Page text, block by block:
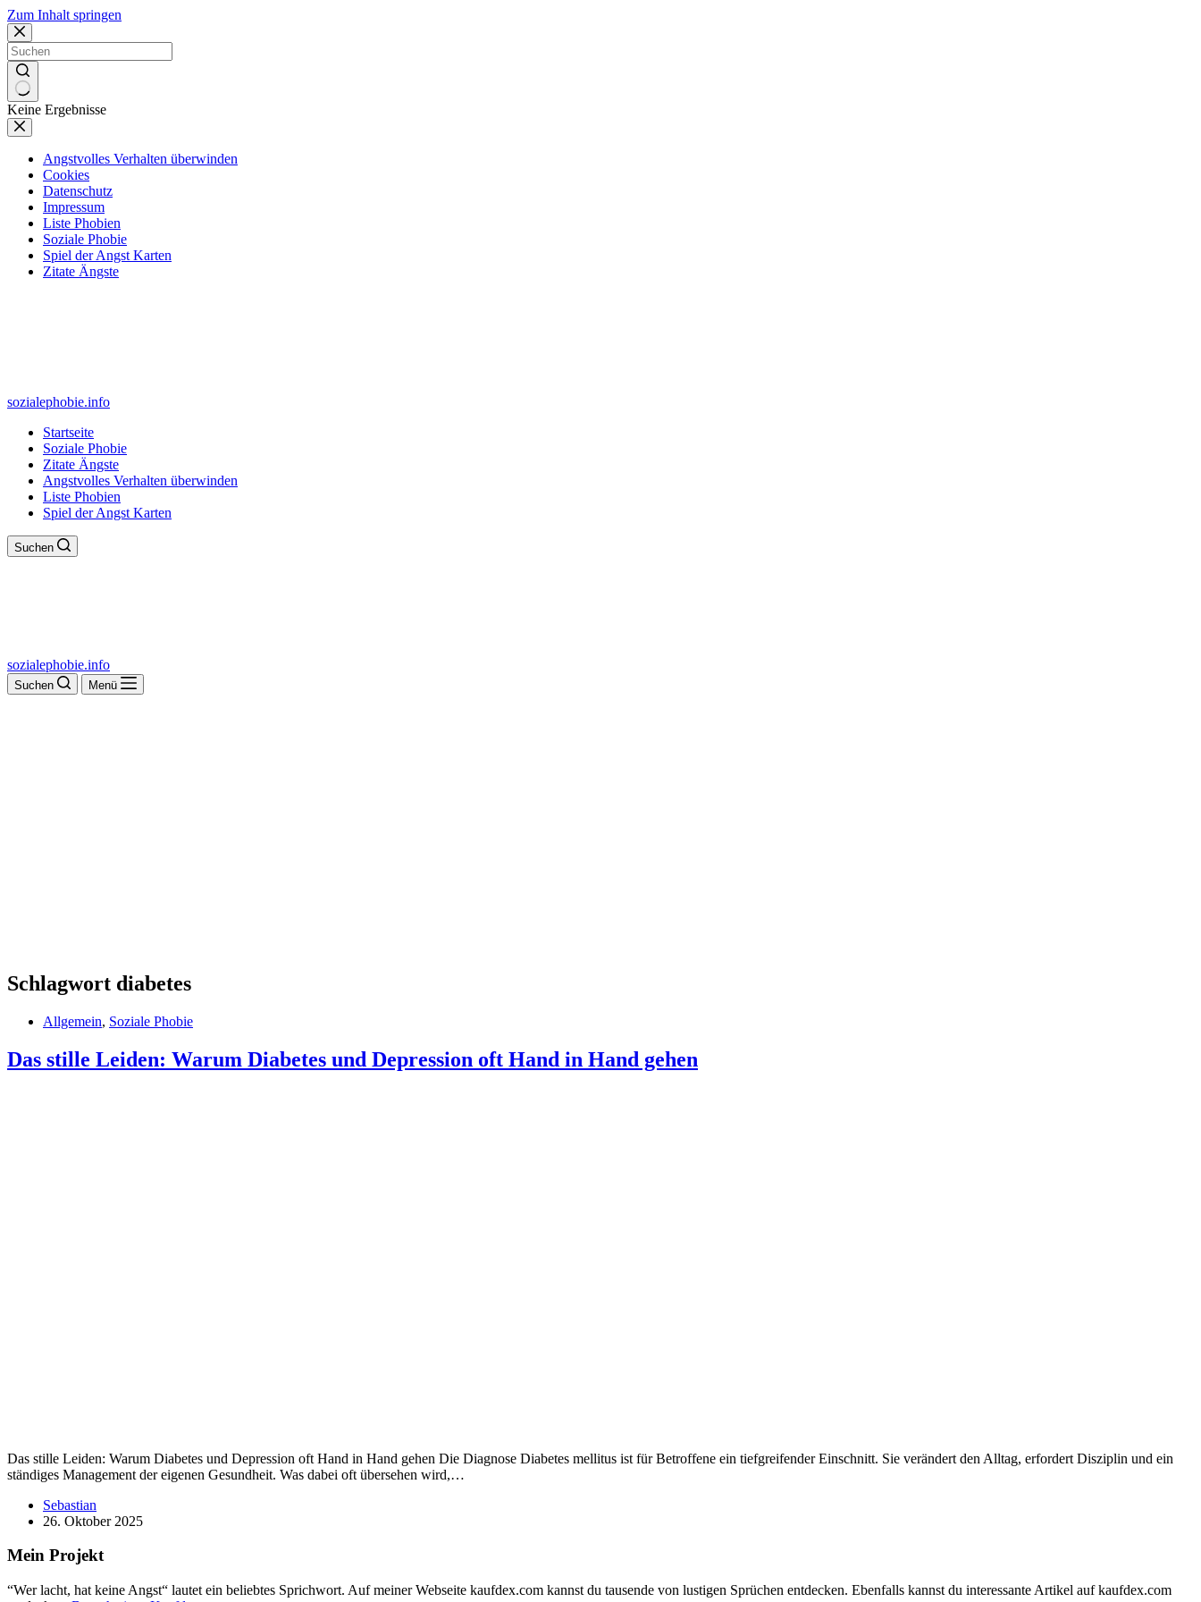
Zum Inhalt springen
Keine Ergebnisse
Angstvolles Verhalten überwinden
Cookies
Datenschutz
Impressum
Liste Phobien
Soziale Phobie
Spiel der Angst Karten
Zitate Ängste
sozialephobie.info
Startseite
Soziale Phobie
Zitate Ängste
Angstvolles Verhalten überwinden
Liste Phobien
Spiel der Angst Karten
Suchen
sozialephobie.info
Suchen Menü
Schlagwort diabetes
Allgemein, Soziale Phobie
Das stille Leiden: Warum Diabetes und Depression oft Hand in Hand gehen
Das stille Leiden: Warum Diabetes und Depression oft Hand in Hand gehen Die Diagnose Diabetes mellitus ist für Betroffene ein tiefgreifender Einschnitt. Sie verändert den Alltag, erfordert Disziplin und ein
ständiges Management der eigenen Gesundheit. Was dabei oft übersehen wird,…
Sebastian
26. Oktober 2025
Mein Projekt
“Wer lacht, hat keine Angst“ lautet ein beliebtes Sprichwort. Auf meiner Webseite kaufdex.com kannst du tausende von lustigen Sprüchen entdecken. Ebenfalls kannst du interessante Artikel auf kaufdex.com